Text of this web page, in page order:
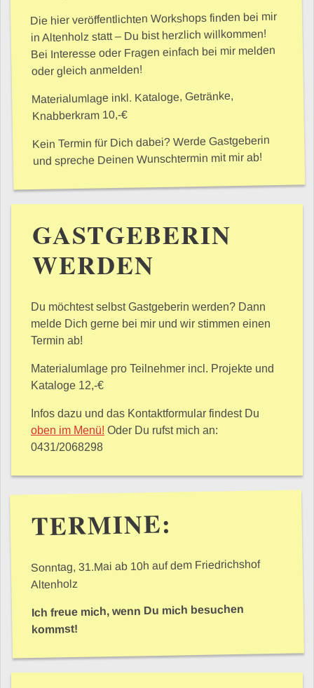
Die hier veröffentlichten Workshops finden bei mir
in Altenholz statt – Du bist herzlich willkommen!
Bei Interesse oder Fragen einfach bei mir melden
oder gleich anmelden!
Materialumlage inkl. Kataloge, Getränke,
Knabberkram 10,-€
Kein Termin für Dich dabei? Werde Gastgeberin
und spreche Deinen Wunschtermin mit mir ab!
GASTGEBERIN
WERDEN
Du möchtest selbst Gastgeberin werden? Dann
melde Dich gerne bei mir und wir stimmen einen
Termin ab!
Materialumlage pro Teilnehmer incl. Projekte und
Kataloge 12,-€
Infos dazu und das Kontaktformular findest Du
oben im Menü! Oder Du rufst mich an:
0431/2068298
TERMINE:
Sonntag, 31.Mai ab 10h auf dem Friedrichshof
Altenholz
Ich freue mich, wenn Du mich besuchen
kommst!